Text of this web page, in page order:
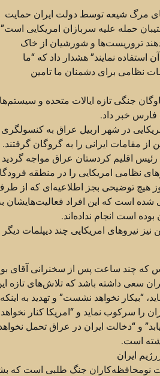
مرگ شیعه توسط دولت ایران حمایت
حمله علیه سربازان امریکایی
تروریست‌ها و شورشیان از خاک
نمایند” هشدار داد که “ما
نظامی برای دشمنان ما تامین
جنگی تازه ایالات متحده و
خبر داد.
در شهر اربیل عراق به کنسولگری
مقامات ایرانی را به گروگان گرفتند.
رئیس اقلیم کردستان عراق مواجه گردید
نظامی امریکایی را در منطقه
هیچ توضیحی بجز اطلاعیه‌ای که از
شده است که این افراد فعالیت‌هایشان
است انجام نداده‌اند.
نیروهای امریکایی چند دیپلمات دیگر
که چند ساعت پس از سخنرانی آقای
سعی داشته باشد که تلاش‌های تازه
“بیکار نخواهد نشست” و تهدید به اینکه
را سرکوب نماید و “امریکا کنار نخواهد
و “دخالت ایران در عراق تحمل
است.
ایران
نومحافظه‌کاران جنگ طلبی است که